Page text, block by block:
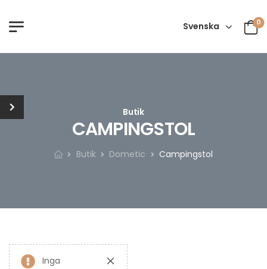
Svenska 0
Butik
CAMPINGSTOL
Butik Dometic Campingstol
Inga